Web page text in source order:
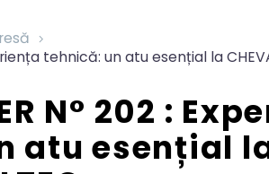
tehnică: un atu esențial la
N° 202 :
atu esențial la